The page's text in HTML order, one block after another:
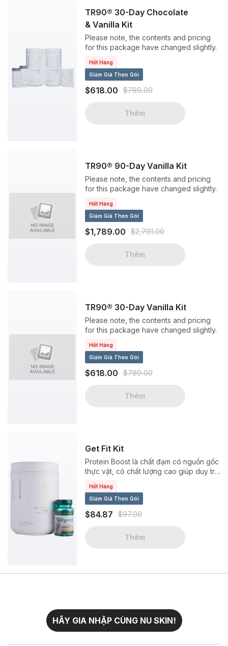
TR90® 30-Day Chocolate
& Vanilla Kit
Please note, the contents and pricing
for this package have changed slightly.
Hết Hàng
Giảm Giá Theo Gói
$618.00 $789.00
Thêm
TR90® 90-Day Vanilla Kit
Please note, the contents and pricing
for this package have changed slightly.
Hết Hàng
Giảm Giá Theo Gói
$1,789.00 $2,791.00
Thêm
TR90® 30-Day Vanilla Kit
Please note, the contents and pricing
for this package have changed slightly.
Hết Hàng
Giảm Giá Theo Gói
$618.00 $789.00
Thêm
Get Fit Kit
Protein Boost là chất đạm có nguồn gốc
thực vật, có chất lượng cao giúp duy trì
trong cơ thể.
Hết Hàng
Giảm Giá Theo Gói
$84.87 $97.00
Thêm
HÃY GIA NHẬP CÙNG NU SKIN!